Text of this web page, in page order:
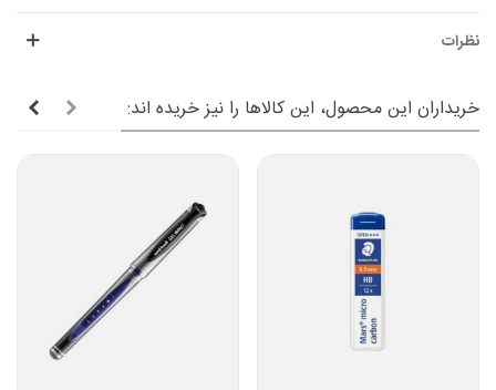
نظرات
خریداران این محصول، این کالاها را نیز خریده اند: